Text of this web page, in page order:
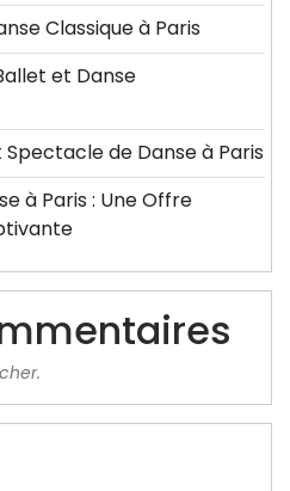
Classique à Paris
et Danse
Spectacle de Danse à Paris
à Paris : Une Offre